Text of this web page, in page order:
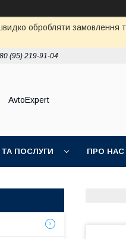
обробляти замовлення
(95) 219-91-04
AvtoExpert
ПОСЛУГИ ПРО НАС